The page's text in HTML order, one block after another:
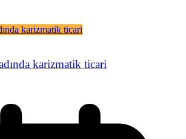
karizmatik ticari